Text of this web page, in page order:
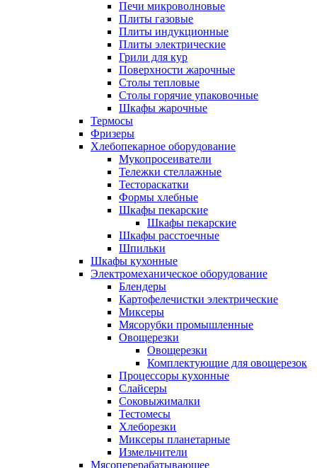
Печи микроволновые
Плиты газовые
Плиты индукционные
Плиты электрические
Грили для кур
Поверхности жарочные
Столы тепловые
Столы горячие упаковочные
Шкафы жарочные
Термосы
Фризеры
Хлебопекарное оборудование
Мукопросеиватели
Тележки стеллажные
Тестораскатки
Формы хлебные
Шкафы пекарские
Шкафы пекарские
Шкафы расстоечные
Шпильки
Шкафы кухонные
Электромеханическое оборудование
Блендеры
Картофелечистки электрические
Миксеры
Мясорубки промышленные
Овощерезки
Овощерезки
Комплектующие для овощерезок
Процессоры кухонные
Слайсеры
Соковыжималки
Тестомесы
Хлеборезки
Миксеры планетарные
Измельчители
Мясоперерабатывающее